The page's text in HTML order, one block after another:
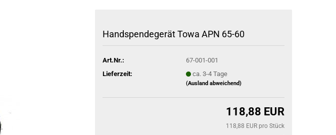
Handspendegerät Towa APN 65-60
Art.Nr.:
67-001-001
Lieferzeit:
ca. 3-4 Tage
(Ausland abweichend)
118,88 EUR
118,88 EUR pro Stück